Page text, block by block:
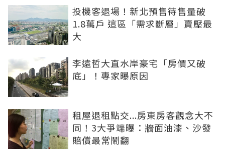
投機客退場！新北預售待售量破
1.8萬戶 這區「需求斷層」賣壓最
大
李遠哲大直水岸豪宅「房價又破
底」！專家曝原因
租屋退租點交...房東房客觀念大不
同！3大爭端曝：牆面油漆、沙發
賠償最常鬧翻